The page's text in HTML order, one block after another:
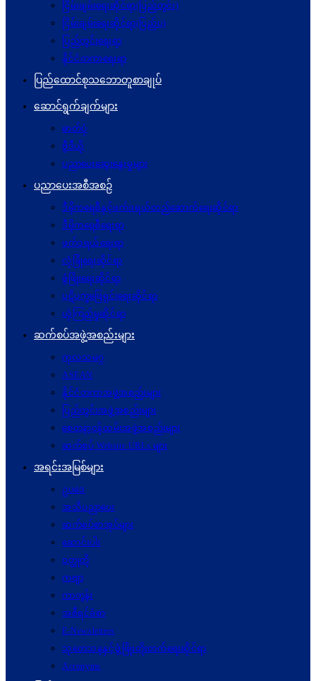
ငြိမ်းချမ်းရေးဆိုင်ရာ(ပြည်တွင်း)
ငြိမ်းချမ်းရေးဆိုင်ရာ(ပြည်ပ)
ပြည်တွင်းရေးရာ
နိုင်ငံတကာရေးရာ
ပြည်ထောင်စုသဘောတူစာချုပ်
ဆောင်ရွက်ချက်များ
ဓာတ်ပုံ
ဗွီဒီယို
ပညာပေးဆွေးနွေးမှုများ
ပညာပေးအစီအစဉ်
ဒီမိုကရေစီနှင့်ဖက်ဒရယ်တည်ဆောက်ရေးဆိုင်ရာ
ဒီမိုကရေစီရေးရာ
ဖက်ဒရယ်ရေးရာ
လုံခြုံရေးဆိုင်ရာ
ဖွံဖြိုးရေးဆိုင်ရာ
ပဋိပက္ခ‌ဖြေရှင်းရေးဆိုင်ရာ
ယုံကြည်မှုဆိုင်ရာ
ဆက်စပ်အဖွဲ့အစည်းများ
ကုလသမဂ္ဂ
ASEAN
နိုင်ငံတကာအဖွဲ့အစည်းများ
ပြည်တွင်းအဖွဲ့အစည်းများ
စေတနာ့ဝန်ထမ်းအဖွဲ့အစည်းများ
ဆက်စပ် Website URLs များ
အရင်းအမြစ်များ
ဥပဒေ
အသိပညာပေး
ဆက်စပ်စာအုပ်များ
ဆောင်းပါး
ဝတ္ထုတို
ကဗျာ
ကာတွန်း
အစီရင်ခံစာ
E-Newsletters
သုတေသနနှင့်ဖွံ့ဖြိုးတိုးတက်ရေးဆိုင်ရာ
Acronyms